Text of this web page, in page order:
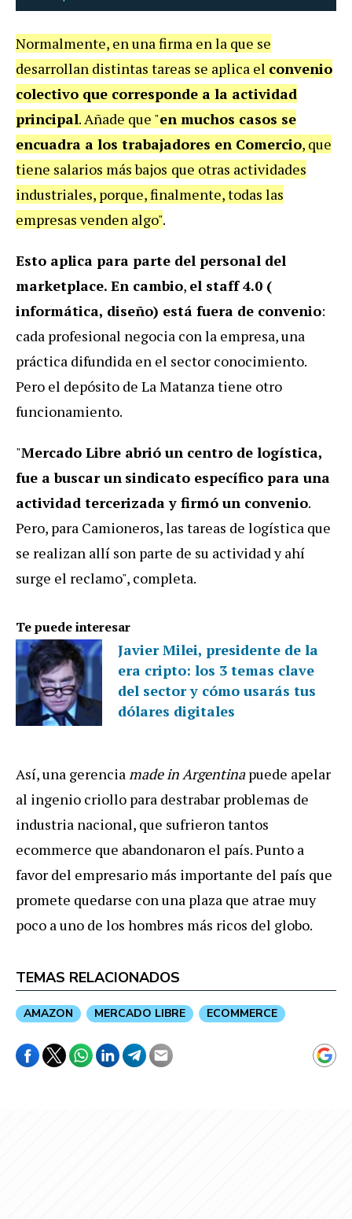
Normalmente, en una firma en la que se
desarrollan distintas tareas se aplica el convenio
colectivo que corresponde a la actividad
principal. Añade que "en muchos casos se
encuadra a los trabajadores en Comercio, que
tiene salarios más bajos que otras actividades
industriales, porque, finalmente, todas las
empresas venden algo".
Esto aplica para parte del personal del
marketplace. En cambio, el staff 4.0 (
informática, diseño) está fuera de convenio:
cada profesional negocia con la empresa, una
práctica difundida en el sector conocimiento.
Pero el depósito de La Matanza tiene otro
funcionamiento.
"Mercado Libre abrió un centro de logística,
fue a buscar un sindicato específico para una
actividad tercerizada y firmó un convenio.
Pero, para Camioneros, las tareas de logística que
se realizan allí son parte de su actividad y ahí
surge el reclamo", completa.
Te puede interesar
Javier Milei, presidente de la
era cripto: los 3 temas clave
del sector y cómo usarás tus
dólares digitales
Así, una gerenciamade in Argentinapuede apelar
al ingenio criollo para destrabar problemas de
industria nacional, que sufrieron tantos
ecommerce que abandonaron el país. Punto a
favor del empresario más importante del país que
promete quedarse con una plaza que atrae muy
poco a uno de los hombres más ricos del globo.
TEMAS RELACIONADOS
AMAZON MERCADO LIBRE ECOMMERCE